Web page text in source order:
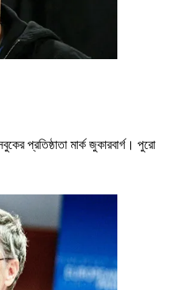
প্রতিষ্ঠাতা মার্ক জুকারবার্গ। পুরো